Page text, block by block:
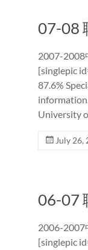
07-08
2007-2008
[singlepic
87.6%
University
July 26,
06-07
2006-2007
[singlepic